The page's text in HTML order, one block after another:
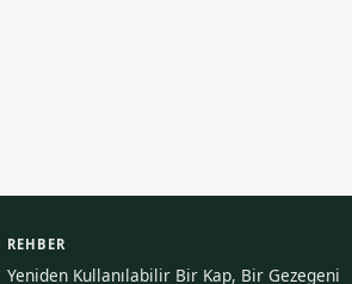
REHBER
Yeniden Kullanılabilir Bir Kap, Bir Gezegeni